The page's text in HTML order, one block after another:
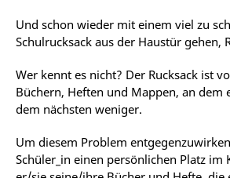
Und schon wieder mit einem viel zu
Schulrucksack aus der Haustür gehen,
Wer kennt es nicht? Der Rucksack ist
Büchern, Heften und Mappen, an dem
dem nächsten weniger.
Um diesem Problem
Schüler_in einen persönlichen Platz im